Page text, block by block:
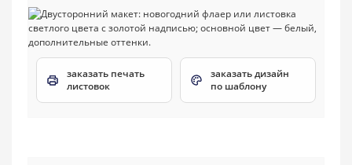
заказать печать
листовок
заказать дизайн
по шаблону